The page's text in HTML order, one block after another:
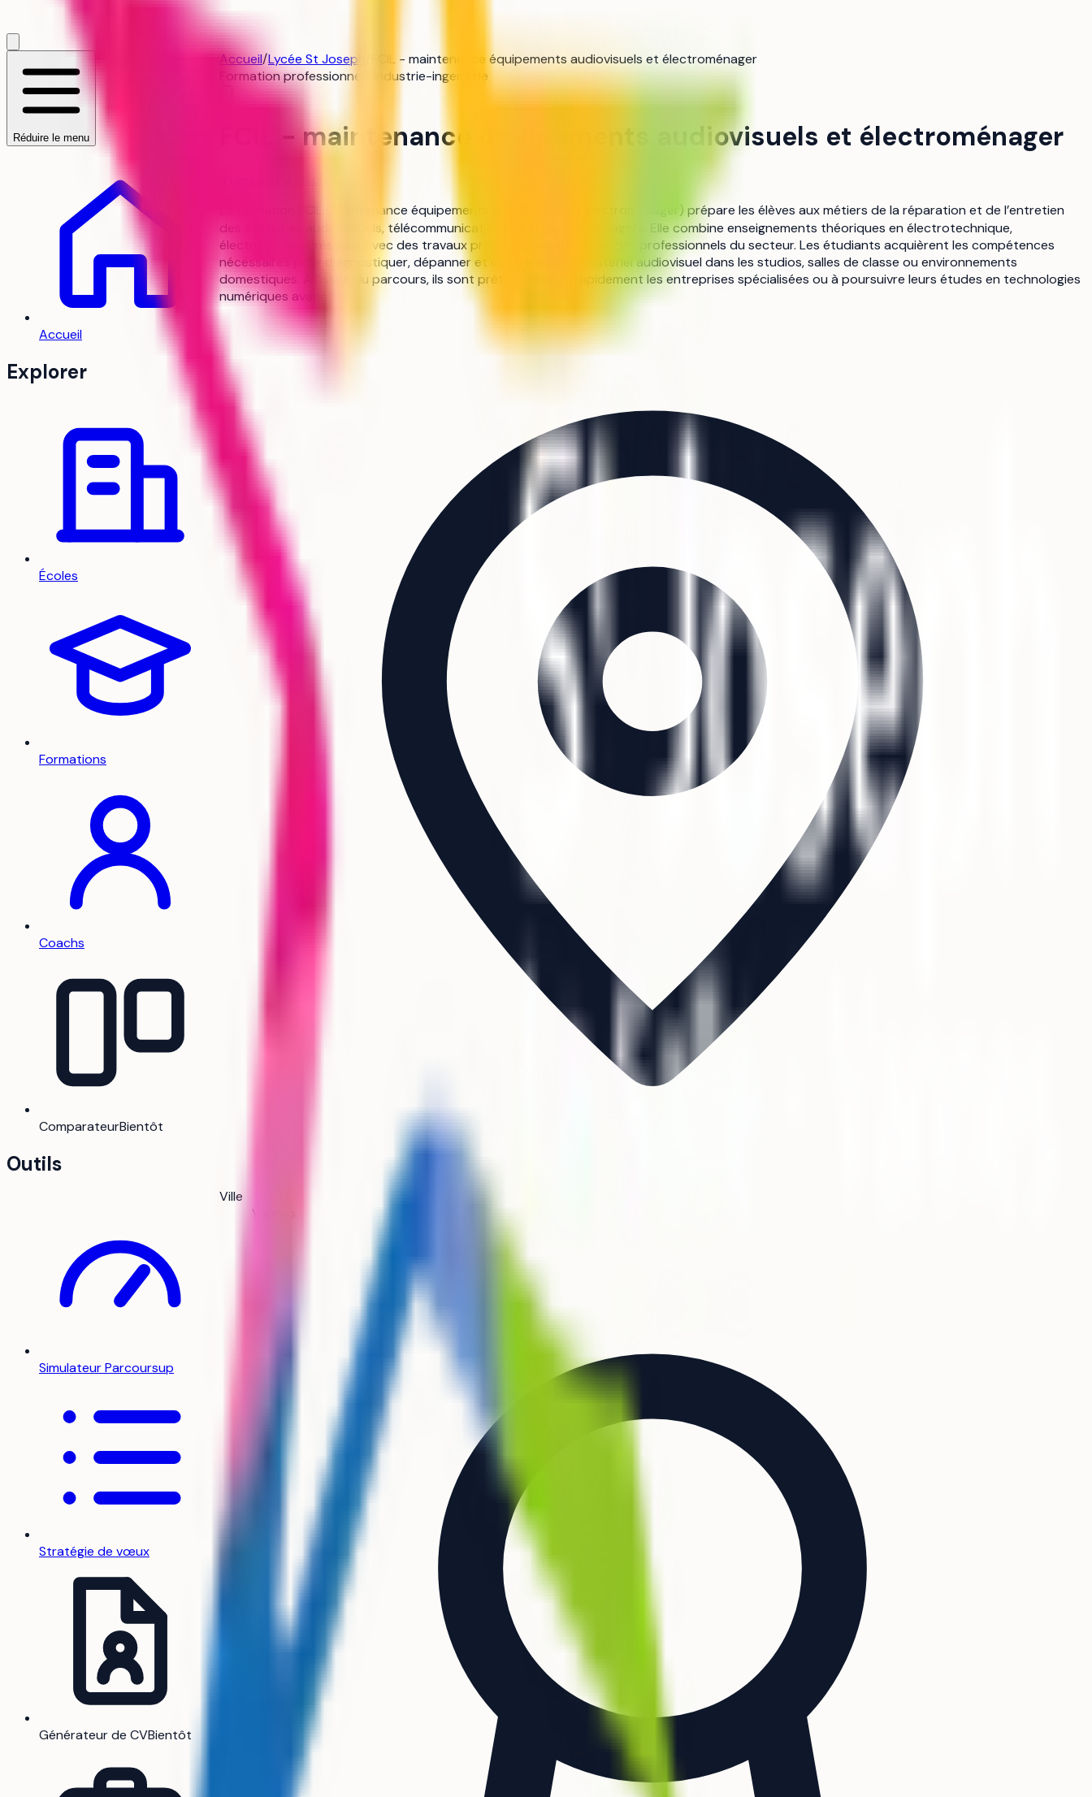
Réduire le menu
Accueil
Explorer
Écoles
Formations
Coachs
ComparateurBientôt
Outils
Simulateur Parcoursup
Stratégie de vœux
Générateur de CVBientôt
Accueil/Lycée St Joseph
FCIL - maintenance équipements audiovisuels et électroménager
Formation professionnelle
industrie-ingenierie
FCIL - maintenance équipements audiovisuels et électroménager
La formation FCIL (Maintenance équipements audiovisuels et électroménager) prépare les élèves aux métiers de la réparation et de l’entretien
des systèmes audio‑visuels, télécommunications et appareils ménagers. Elle combine enseignements théoriques en électrotechnique,
électronique et réseaux avec des travaux pratiques encadrés par des professionnels du secteur. Les étudiants acquièrent les compétences
nécessaires pour diagnostiquer, dépanner et mettre à jour le matériel audiovisuel dans les studios, salles de classe ou environnements
domestiques. À l’issue du parcours, ils sont prêts à intégrer rapidement les entreprises spécialisées ou à poursuivre leurs études en technologies
numériques avancées.
Ville
Vannes